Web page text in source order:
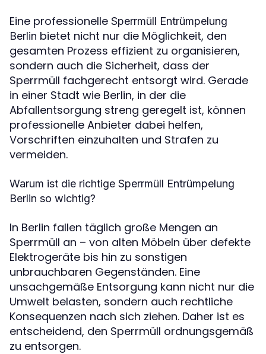
Eine professionelle Sperrmüll Entrümpelung
Berlin bietet nicht nur die Möglichkeit, den
gesamten Prozess effizient zu organisieren,
sondern auch die Sicherheit, dass der
Sperrmüll fachgerecht entsorgt wird. Gerade
in einer Stadt wie Berlin, in der die
Abfallentsorgung streng geregelt ist, können
professionelle Anbieter dabei helfen,
Vorschriften einzuhalten und Strafen zu
vermeiden.
Warum ist die richtige Sperrmüll Entrümpelung
Berlin so wichtig?
In Berlin fallen täglich große Mengen an
Sperrmüll an – von alten Möbeln über defekte
Elektrogeräte bis hin zu sonstigen
unbrauchbaren Gegenständen. Eine
unsachgemäße Entsorgung kann nicht nur die
Umwelt belasten, sondern auch rechtliche
Konsequenzen nach sich ziehen. Daher ist es
entscheidend, den Sperrmüll ordnungsgemäß
zu entsorgen.